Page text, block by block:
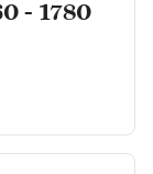
- 1780